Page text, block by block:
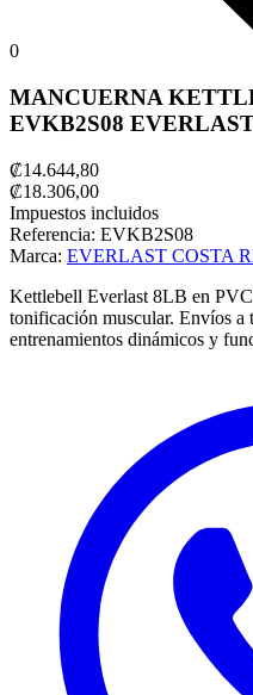
0
MANCUERNA
EVKB2S08
₡14.644,80
₡18.306,00
Impuestos incluidos
Referencia: EVKB2S08
Marca: EVERLAST COSTA
Kettlebell Everlast 8LB en
tonificación muscular. Envíos a
entrenamientos dinámicos y